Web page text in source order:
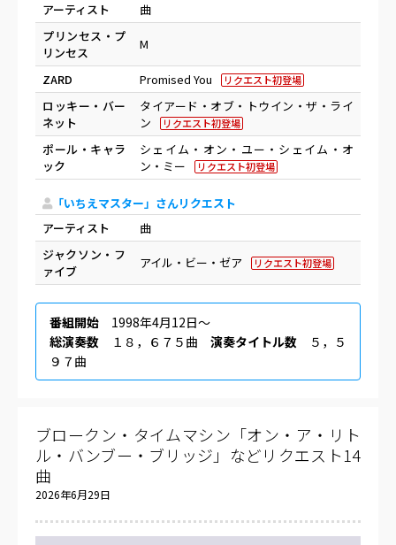
アーティスト
曲
プリンセス・プ
リンセス
M
ZARD Promised You リクエスト初登場
ロッキー・バー
ネット
タイアード・オブ・トウイン・ザ・ライ
ン
リクエスト初登場
ポール・キャラ
ック
シェイム・オン・ユー・シェイム・オ
ン・ミー
リクエスト初登場
「いちえマスター」さんリクエスト
アーティスト
曲
ジャクソン・フ
ァイブ
アイル・ビー・ゼア リクエスト初登場
番組開始 1998年4月12日〜
総演奏数 １８，６７５曲 演奏タイトル数 ５，５
９７曲
ブロークン・タイムマシン「オン・ア・リト
ル・バンブー・ブリッジ」などリクエスト14
曲
2026年6月29日